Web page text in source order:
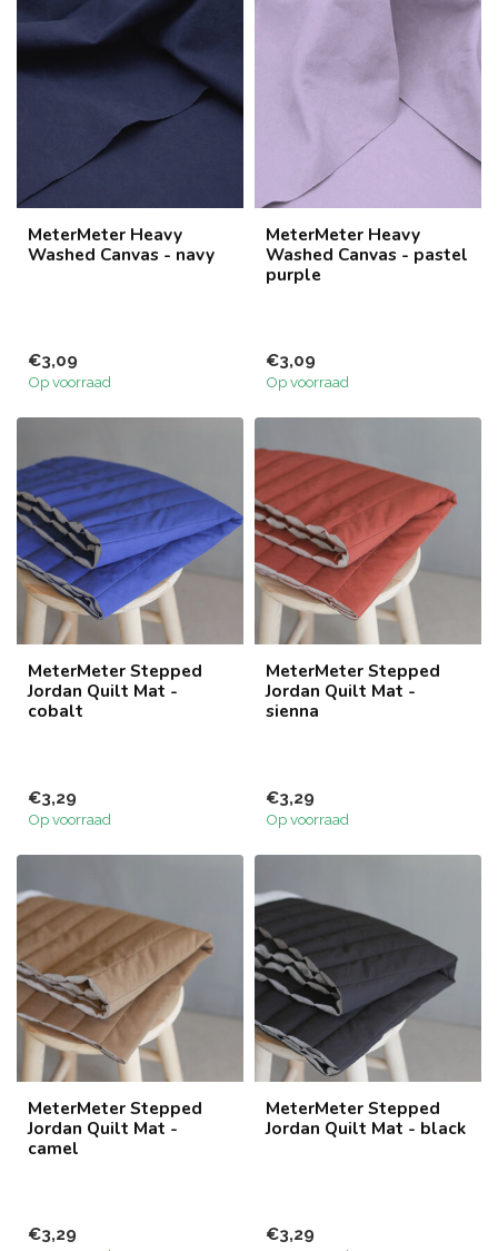
MeterMeter Heavy
Washed Canvas - navy
€3,09
Op voorraad
MeterMeter Heavy
Washed Canvas - pastel
purple
€3,09
Op voorraad
MeterMeter Stepped
Jordan Quilt Mat -
cobalt
€3,29
Op voorraad
MeterMeter Stepped
Jordan Quilt Mat -
sienna
€3,29
Op voorraad
MeterMeter Stepped
Jordan Quilt Mat -
camel
€3,29
MeterMeter Stepped
Jordan Quilt Mat - black
€3,29